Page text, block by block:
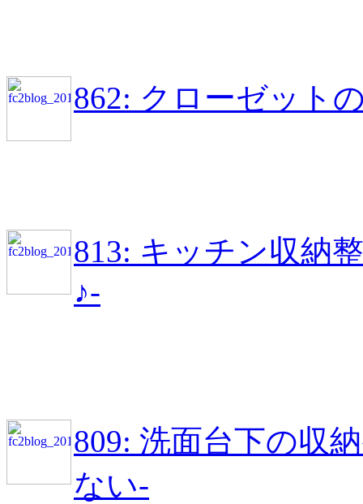
862: クローゼット
813: キッチン収納
♪-
809: 洗面台下の収
ない-